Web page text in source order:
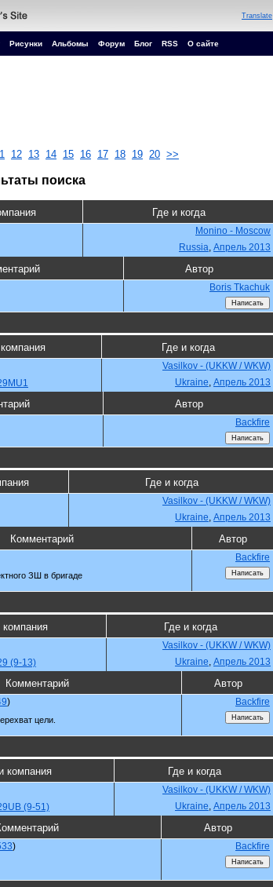
Translate
Рисунки Альбомы Форум Блог RSS О сайте
12 13 14 15 16 17 18 19 20 >>
поиска
Где и когда
Monino - Moscow
Russia, Апрель 2013
Автор
Boris Tkachuk
Где и когда
Vasilkov - (UKKW / WKW)
Ukraine, Апрель 2013
Автор
Backfire
Где и когда
Vasilkov - (UKKW / WKW)
Ukraine, Апрель 2013
Комментарий Автор
ЗШ в бригаде
Backfire
Где и когда
Vasilkov - (UKKW / WKW)
(9-13)
Ukraine, Апрель 2013
Комментарий Автор
)
цели.
Backfire
компания Где и когда
Vasilkov - (UKKW / WKW)
(9-51)
Ukraine, Апрель 2013
Автор
) Backfire